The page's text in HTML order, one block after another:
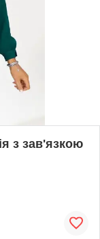
з зав'язкою